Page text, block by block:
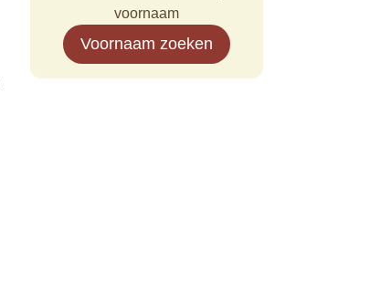
voornaam
Voornaam zoeken